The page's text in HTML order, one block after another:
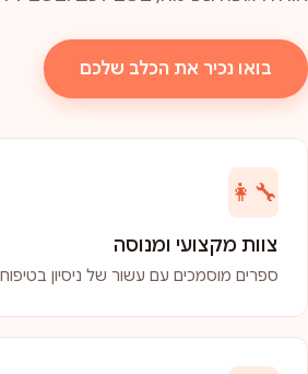
בואו נכיר את הכלב שלכם
👩‍🔧
צוות מקצועי ומנוסה
ספרים מוסמכים עם עשור של ניסיון